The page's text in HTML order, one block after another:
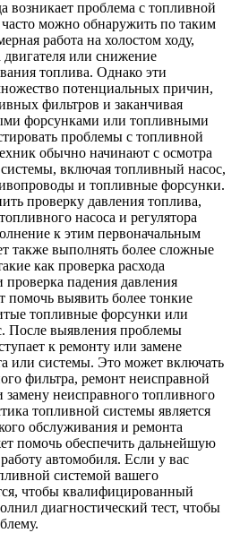
возникает проблема с топливной
можно обнаружить по таким
работа на холостом ходу,
двигателя или снижение
топлива. Однако эти
потенциальных причин,
фильтров и заканчивая
форсунками или топливными
проблемы с топливной
обычно начинают с осмотра
включая топливный насос,
и топливные форсунки.
проверку давления топлива,
насоса и регулятора
к этим первоначальным
также выполнять более сложные
как проверка расхода
падения давления
помочь выявить более тонкие
топливные форсунки или
После выявления проблемы
к ремонту или замене
или системы. Это может включать
фильтра, ремонт неисправной
неисправного топливного
топливной системы является
обслуживания и ремонта
помочь обеспечить дальнейшую
автомобиля. Если у вас
системой вашего
чтобы квалифицированный
диагностический тест, чтобы